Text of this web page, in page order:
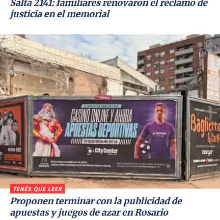
Salta 2141: familiares renovaron el reclamo de
justicia en el memorial
TENÉS QUE LEER
Proponen terminar con la publicidad de
apuestas y juegos de azar en Rosario